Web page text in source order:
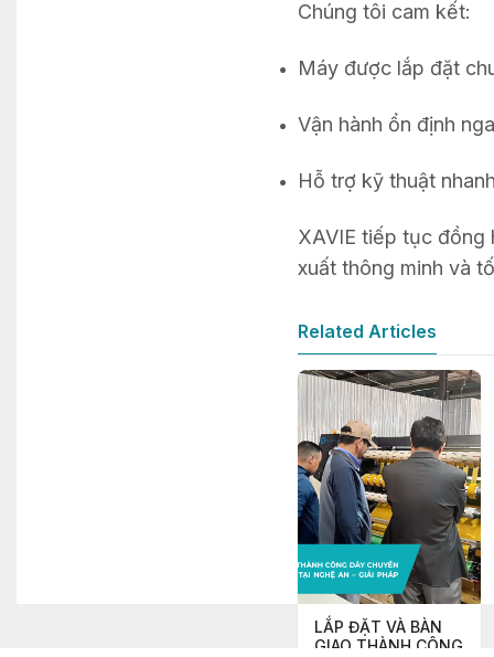
Chúng tôi cam kết:
Máy được lắp đặt
Vận hành ổn định
Hỗ trợ kỹ thuật
XAVIE tiếp tục đồng
xuất thông minh và
Related Articles
LẮP ĐẶT VÀ BÀN
GIAO THÀNH CÔNG